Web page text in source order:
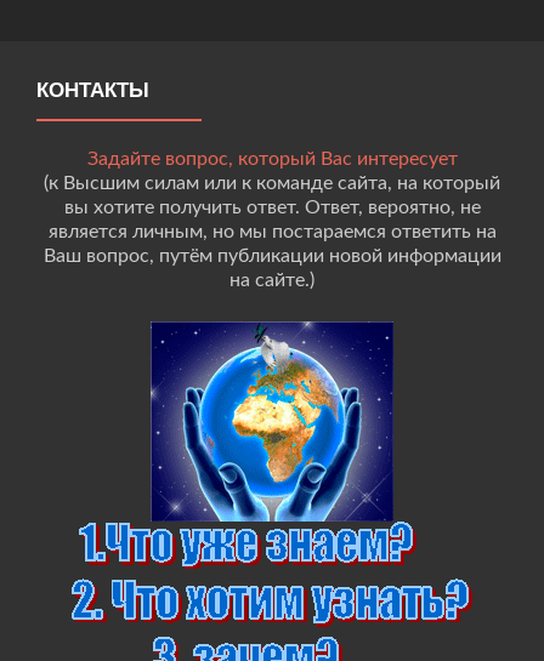
КОНТАКТЫ
Задайте вопрос, который Вас интересует
(к Высшим силам или к команде сайта, на который
вы хотите получить ответ. Ответ, вероятно, не
является личным, но мы постараемся ответить на
Ваш вопрос, путём публикации новой информации
на сайте.)